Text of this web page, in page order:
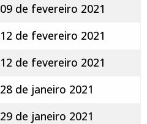
09 de fevereiro 2021
12 de fevereiro 2021
12 de fevereiro 2021
28 de janeiro 2021
29 de janeiro 2021